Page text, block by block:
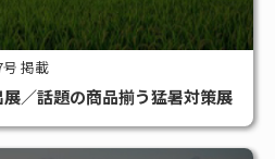
掲載
／話題の商品揃う猛暑対策展